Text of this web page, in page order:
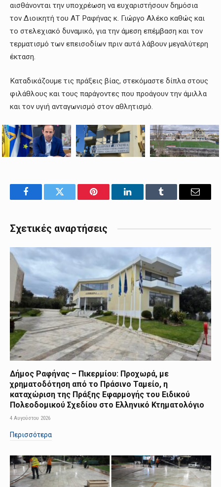
αισθάνονται την υποχρέωση να ευχαριστήσουν δημόσια
τον Διοικητή του ΑΤ Ραφήνας κ. Γιώργο Αλέκο καθώς και
το στελεχιακό δυναμικό, για την άμεση επέμβαση και τον
τερματισμό των επεισοδίων πριν αυτά λάβουν μεγαλύτερη
έκταση.
Καταδικάζουμε τις πράξεις βίας, στεκόμαστε δίπλα στους
φιλάθλους και τους παράγοντες που προάγουν την άμιλλα
και τον υγιή ανταγωνισμό στον αθλητισμό.
FacebookTwitter Pinterest LinkedInTumblr Email
Σχετικές αναρτήσεις
Δήμος Ραφήνας – Πικερμίου: Προχωρά, με
χρηματοδότηση από το Πράσινο Ταμείο, η
καταχώριση της Πράξης Εφαρμογής του Ειδικού
Πολεοδομικού Σχεδίου στο Ελληνικό Κτηματολόγιο
4 Αυγούστου 2026
Περισσότερα